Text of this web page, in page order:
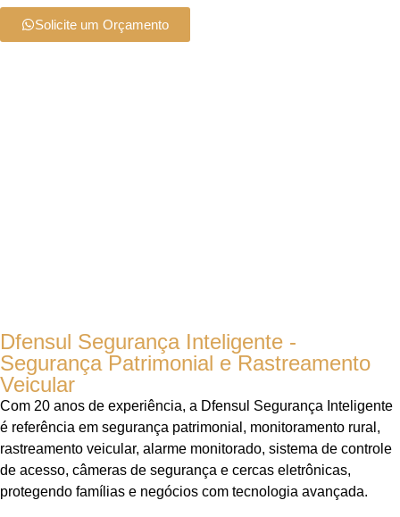
Solicite um Orçamento
Dfensul Segurança Inteligente -
Segurança Patrimonial e Rastreamento
Veicular
Com 20 anos de experiência, a Dfensul Segurança Inteligente
é referência em segurança patrimonial, monitoramento rural,
rastreamento veicular, alarme monitorado, sistema de controle
de acesso, câmeras de segurança e cercas eletrônicas,
protegendo famílias e negócios com tecnologia avançada.